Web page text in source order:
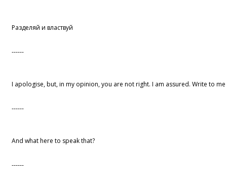
Разделяй и властвуй
------
I apologise, but, in my opinion, you are not right. I am assured. Write to
------
And what here to speak that?
------